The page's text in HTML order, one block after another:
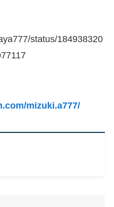
status/184938320
mizuki.a777/